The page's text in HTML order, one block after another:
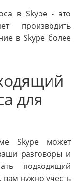
в Skype - это
производить
в Skype более
для
Skype может
разговоры и
подходящий
вам нужно учесть